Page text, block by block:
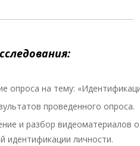
опроса на тему:
проведенного опроса.
и разбор видеоматериалов
идентификации личности.